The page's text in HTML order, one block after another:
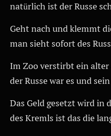
natürlich ist der Russe
Geht nach und klemmt
man sieht sofort des
Im Zoo verstirbt ein
der Russe war es und
Das Geld gesetzt wird in
des Kremls ist das die